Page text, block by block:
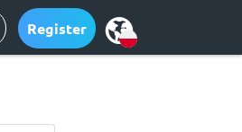
Register